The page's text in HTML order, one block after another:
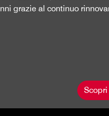
grazie al continuo